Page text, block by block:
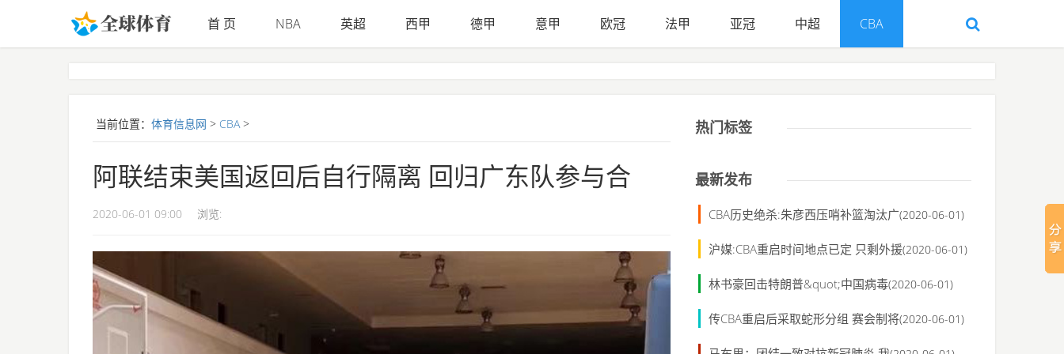
首 页 NBA 英超 西甲 德甲 意甲 欧冠 法甲 亚冠 中超 CBA
当前位置： 体育信息网 > CBA>
阿联结束美国返回后自行隔离 回归广东队参与合
2020-06-01 09:00 浏览:
热门标签
最新发布
CBA历史绝杀:朱彦西压哨补篮淘汰广(2020-06-01)
沪媒:CBA重启时间地点已定 只剩外援(2020-06-01)
林书豪回击特朗普&quot;中国病毒(2020-06-01)
传CBA重启后采取蛇形分组 赛会制将(2020-06-01)